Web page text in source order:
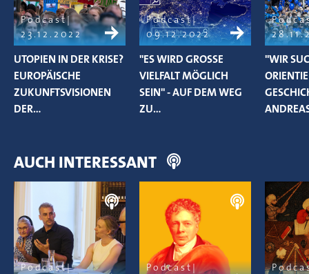
Podcast
23.12.2022
UTOPIEN IN DER KRISE?
EUROPÄISCHE
ZUKUNFTSVISIONEN
DER…
Podcast
09.12.2022
"ES WIRD GROSSE V
IELFALT MÖGLICH S
EIN" - AUF DEM WEG Z
U…
"WIR
AUCH INTERESSANT
Podcast
Podcast